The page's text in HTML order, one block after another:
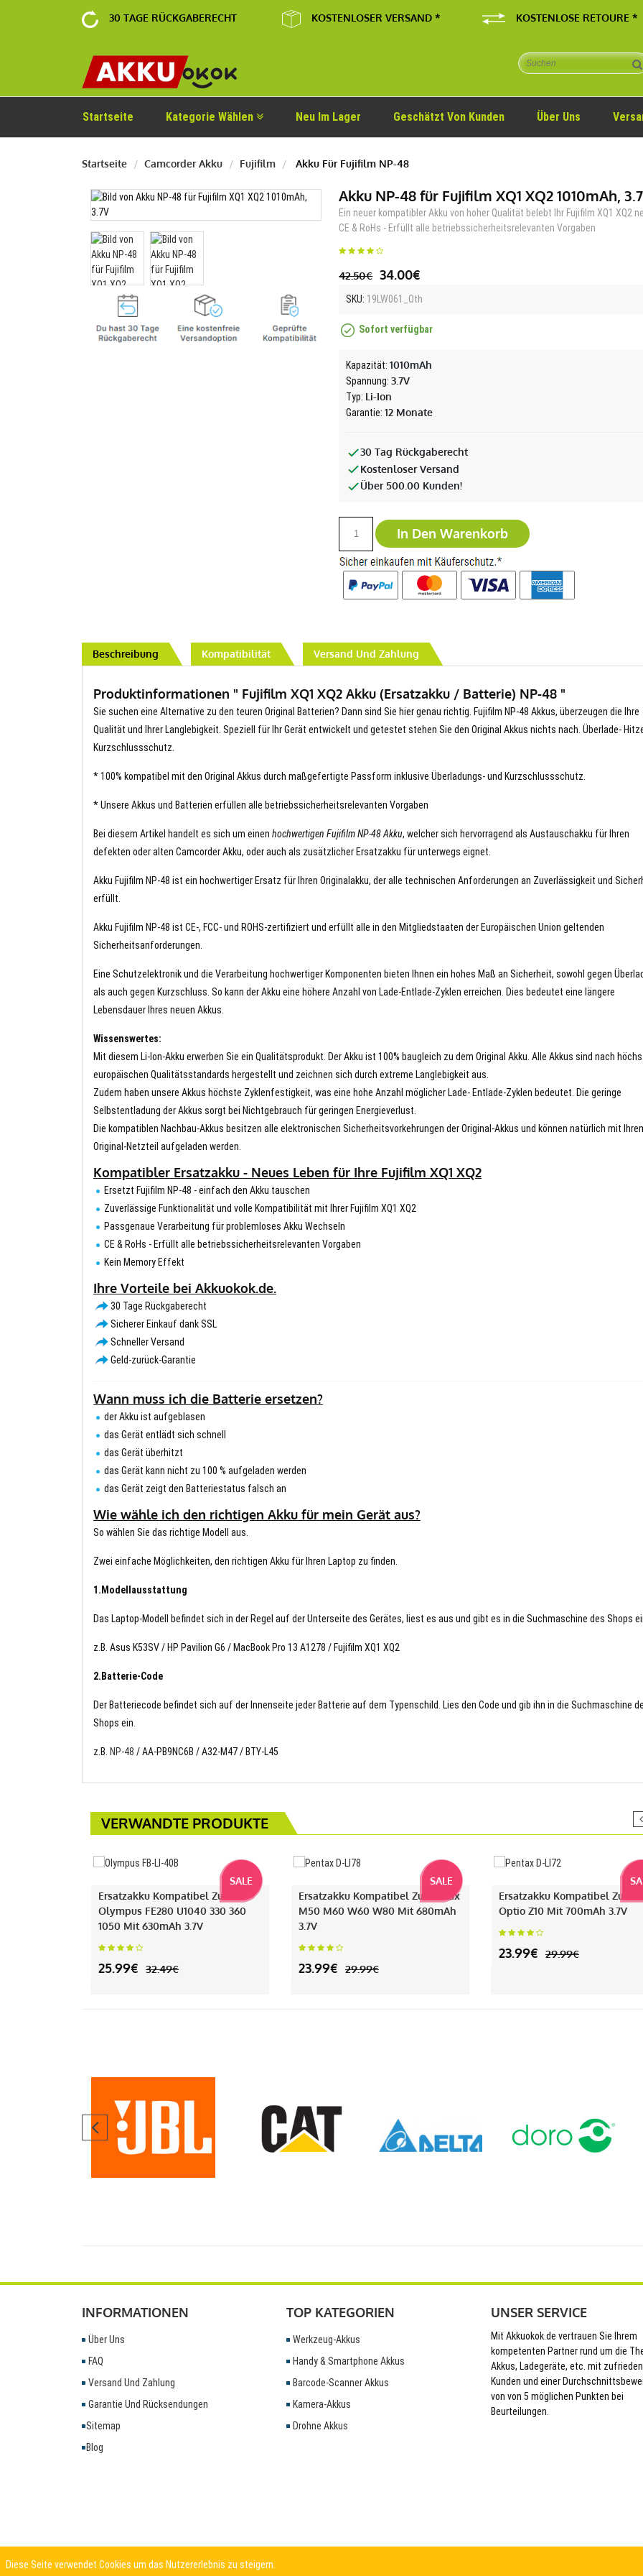
30 TAGE RÜCKGABERECHT KOSTENLOSER VERSAND * KOSTENLOSE RETOURE *
Startseite Kategorie Wählen Neu Im Lager Geschätzt Von Kunden Über Uns
Startseite Camcorder Akku Fujifilm Akku Für Fujifilm NP-48
Akku NP-48 für Fujifilm XQ1 XQ2 1010mAh,
Ein neuer kompatibler Akku von hoher Qualität belebt Ihr Fujifilm XQ1 XQ2
CE & RoHs - Erfüllt alle betriebssicherheitsrelevanten Vorgaben
42.50€ 34.00€
SKU: 19LW061_Oth
Sofort verfügbar
Kapazität:1010mAh
Spannung:3.7V
Typ: Li-Ion
Garantie:12 Monate
30 Tag Rückgaberecht
Kostenloser Versand
Über 500.00 Kunden!
In Den Warenkorb
Beschreibung Kompatibilität Versand Und Zahlung
Produktinformationen " Fujifilm XQ1 XQ2 Akku (Ersatzakku / Batterie) NP-48 "
Sie suchen eine Alternative zu den teuren Original Batterien? Dann sind Sie hier genau richtig. Fujifilm NP-48 Akkus, überzeugen die Ihre
Qualität und Ihrer Langlebigkeit. Speziell für Ihr Gerät entwickelt und getestet stehen Sie den Original Akkus nichts nach. Überlade-
Kurzschlussschutz.
* 100% kompatibel mit den Original Akkus durch maßgefertigte Passform inklusive Überladungs- und Kurzschlussschutz.
* Unsere Akkus und Batterien erfüllen alle betriebssicherheitsrelevanten Vorgaben
Bei diesem Artikel handelt es sich um einen hochwertigen Fujifilm NP-48 Akku, welcher sich hervorragend als Austauschakku für Ihren
defekten oder alten Camcorder Akku, oder auch als zusätzlicher Ersatzakku für unterwegs eignet.
Akku Fujifilm NP-48 ist ein hochwertiger Ersatz für Ihren Originalakku, der alle technischen Anforderungen an Zuverlässigkeit und
erfüllt.
Akku Fujifilm NP-48 ist CE-, FCC- und ROHS-zertifiziert und erfüllt alle in den Mitgliedstaaten der Europäischen Union geltenden
Sicherheitsanforderungen.
Eine Schutzelektronik und die Verarbeitung hochwertiger Komponenten bieten Ihnen ein hohes Maß an Sicherheit, sowohl gegen
als auch gegen Kurzschluss. So kann der Akku eine höhere Anzahl von Lade-Entlade-Zyklen erreichen. Dies bedeutet eine längere
Lebensdauer Ihres neuen Akkus.
Wissenswertes:
Mit diesem Li-Ion-Akku erwerben Sie ein Qualitätsprodukt. Der Akku ist 100% baugleich zu dem Original Akku. Alle Akkus sind nach
europäischen Qualitätsstandards hergestellt und zeichnen sich durch extreme Langlebigkeit aus.
Zudem haben unsere Akkus höchste Zyklenfestigkeit, was eine hohe Anzahl möglicher Lade- Entlade-Zyklen bedeutet. Die geringe
Selbstentladung der Akkus sorgt bei Nichtgebrauch für geringen Energieverlust.
Die kompatiblen Nachbau-Akkus besitzen alle elektronischen Sicherheitsvorkehrungen der Original-Akkus und können natürlich mit
Original-Netzteil aufgeladen werden.
Kompatibler Ersatzakku - Neues Leben für Ihre Fujifilm XQ1 XQ2
Ersetzt Fujifilm NP-48 - einfach den Akku tauschen
Zuverlässige Funktionalität und volle Kompatibilität mit Ihrer Fujifilm XQ1 XQ2
Passgenaue Verarbeitung für problemloses Akku Wechseln
CE & RoHs - Erfüllt alle betriebssicherheitsrelevanten Vorgaben
Kein Memory Effekt
Ihre Vorteile bei Akkuokok.de.
30 Tage Rückgaberecht
Sicherer Einkauf dank SSL
Schneller Versand
Geld-zurück-Garantie
Wann muss ich die Batterie ersetzen?
der Akku ist aufgeblasen
das Gerät entlädt sich schnell
das Gerät überhitzt
das Gerät kann nicht zu 100 % aufgeladen werden
das Gerät zeigt den Batteriestatus falsch an
Wie wähle ich den richtigen Akku für mein Gerät aus?
So wählen Sie das richtige Modell aus.
Zwei einfache Möglichkeiten, den richtigen Akku für Ihren Laptop zu finden.
1.Modellausstattung
Das Laptop-Modell befindet sich in der Regel auf der Unterseite des Gerätes, liest es aus und gibt es in die Suchmaschine des Shops
z.B. Asus K53SV / HP Pavilion G6 / MacBook Pro 13 A1278 / Fujifilm XQ1 XQ2
2.Batterie-Code
Der Batteriecode befindet sich auf der Innenseite jeder Batterie auf dem Typenschild. Lies den Code und gib ihn in die Suchmaschine
Shops ein.
z.B. NP-48 / AA-PB9NC6B / A32-M47 / BTY-L45
VERWANDTE PRODUKTE
SALE
Ersatzakku Kompatibel Zu
Olympus FE280 U1040 330 360
1050 Mit 630mAh 3.7V
25.99€ 32.49€
SALE
Ersatzakku Kompatibel Zu Pentax
M50 M60 W60 W80 Mit 680mAh
3.7V
23.99€ 29.99€
Ersatzakku Kompatibel Zu
Optio Z10 Mit 700mAh 3.7V
23.99€ 29.99€
INFORMATIONEN
Über Uns
FAQ
Versand Und Zahlung
Garantie Und Rücksendungen
Sitemap
Blog
TOP KATEGORIEN
Werkzeug-Akkus
Handy & Smartphone Akkus
Barcode-Scanner Akkus
Kamera-Akkus
Drohne Akkus
UNSER SERVICE
Mit Akkuokok.de vertrauen Sie Ihrem
kompetenten Partner rund um die
Akkus, Ladegeräte, etc. mit
Kunden und einer
von von 5 möglichen Punkten bei
Beurteilungen.
Diese Seite verwendet Cookies um das Nutzererlebnis zu steigern.